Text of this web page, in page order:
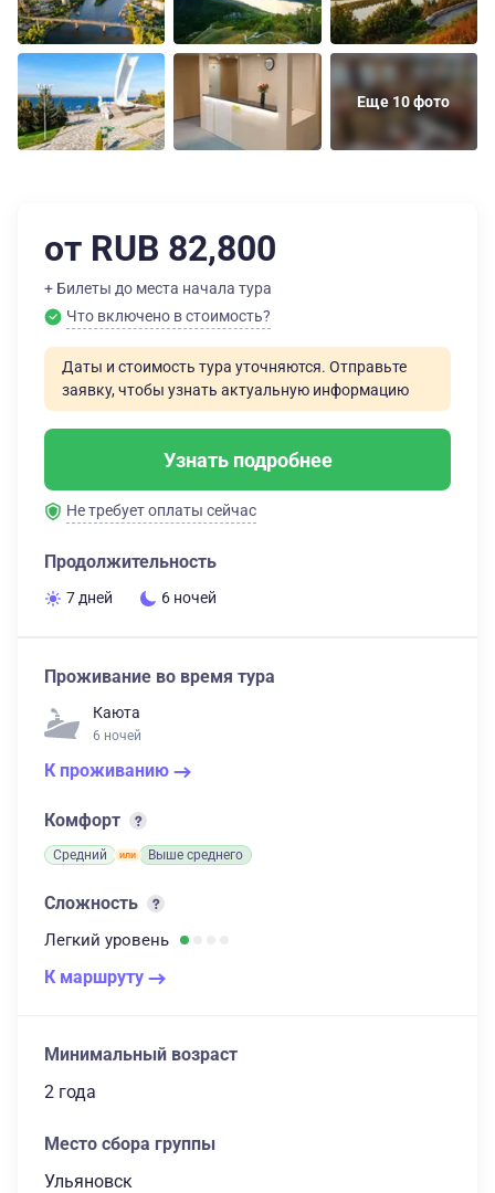
Еще 10 фото
от RUB 82,800
+ Билеты до места начала тура
Что включено в стоимость?
Даты и стоимость тура уточняются. Отправьте
заявку, чтобы узнать актуальную информацию
Узнать подробнее
Не требует оплаты сейчас
Продолжительность
7 дней 6 ночей
Проживание во время тура
Каюта
6 ночей
К проживанию
Комфорт
Средний Выше среднего
Сложность
Легкий уровень
К маршруту
Минимальный возраст
2 года
Место сбора группы
Ульяновск